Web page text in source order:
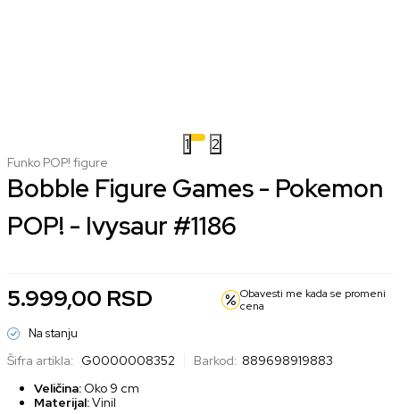
1 2
Funko POP! figure
Bobble Figure Games - Pokemon
POP! - Ivysaur #1186
5.999,00 RSD
Obavesti me kada se promeni
cena
Na stanju
Šifra artikla: G0000008352 Barkod: 889698919883
Veličina: Oko 9 cm
Materijal:Vinil